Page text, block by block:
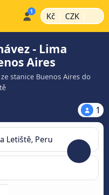
Kč | CZK |
- Lima
Aires
stanice Buenos Aires do
1